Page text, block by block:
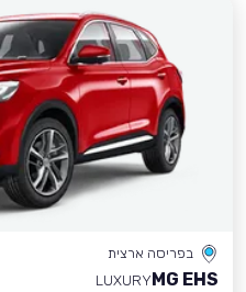
בפריסה ארצית
MG EHS
LUXURY